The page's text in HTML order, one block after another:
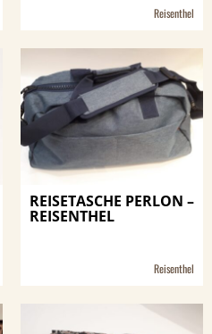
Reisenthel
REISETASCHE PERLON –
REISENTHEL
Reisenthel